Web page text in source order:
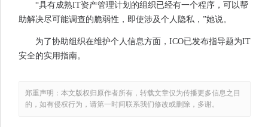
“具有成熟IT资产管理计划的组织已经有一个程序，可以帮
助解决尽可能调查的脆弱性，即使涉及个人隐私，”她说。
为了协助组织在维护个人信息方面，ICO已发布指导题为IT
安全的实用指南。
郑重声明：本文版权归原作者所有，转载文章仅为传播更多信息之目
的，如有侵权行为，请第一时间联系我们修改或删除，多谢。